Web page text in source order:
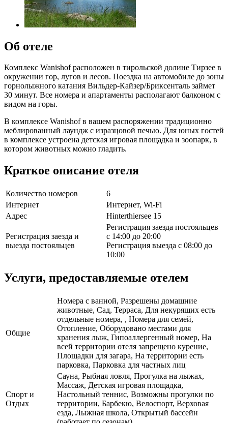
Об отеле
Комплекс Wanishof расположен в тирольской долине Тирзее в
окружении гор, лугов и лесов. Поездка на автомобиле до зоны
горнолыжного катания Вильдер-Кайзер/Бриксенталь займет
30 минут. Все номера и апартаменты располагают балконом с
видом на горы.
В комплексе Wanishof в вашем распоряжении традиционно
меблированный лаундж с изразцовой печью. Для юных гостей
в комплексе устроена детская игровая площадка и зоопарк, в
котором животных можно гладить.
Краткое описание отеля
Количество номеров
6
Интернет
Интернет, Wi-Fi
Адрес
Hinterthiersee 15
Регистрация заезда и
выезда постояльцев
Регистрация заезда постояльцев
с 14:00 до 20:00
Регистрация выезда с 08:00 до
10:00
Услуги, предоставляемые отелем
Общие
Номера с ванной, Разрешены домашние
животные, Сад, Терраса, Для некурящих есть
отдельные номера, , Номера для семей,
Отопление, Оборудовано местами для
хранения лыж, Гипоаллергенный номер, На
всей территории отеля запрещено курение,
Площадки для загара, На территории есть
парковка, Парковка для частных лиц
Спорт и
Отдых
Сауна, Рыбная ловля, Прогулка на лыжах,
Массаж, Детская игровая площадка,
Настольный теннис, Возможны прогулки по
территории, Барбекю, Велоспорт, Верховая
езда, Лыжная школа, Открытый бассейн